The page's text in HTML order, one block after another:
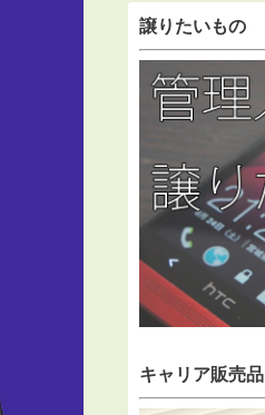
譲りたいもの
キャリア販売品